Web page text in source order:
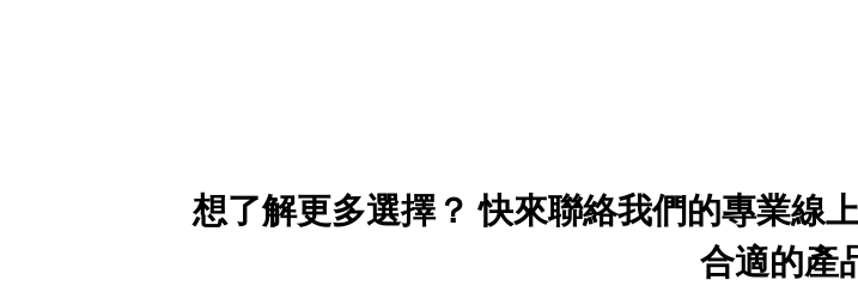
想了解更多選擇？ 快來聯絡我們的專業線
合適的產